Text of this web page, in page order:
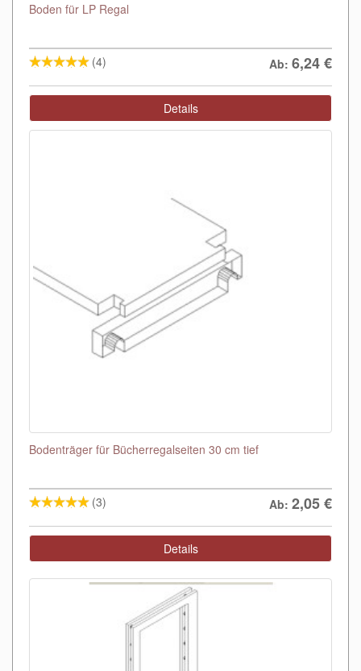
Boden für LP Regal
(4) Ab: 6,24€
Details
Bodenträger für Bücherregalseiten 30 cm tief
(3) Ab: 2,05€
Details